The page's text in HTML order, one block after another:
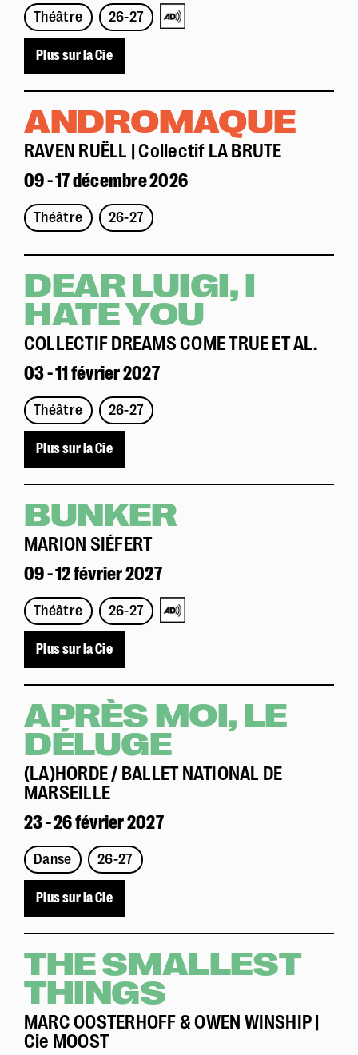
Théâtre 26-27
Plus sur la Cie
ANDROMAQUE
RAVEN RUËLL | Collectif LA BRUTE
09 - 17 décembre 2026
Théâtre 26-27
DEAR LUIGI, I
HATE YOU
COLLECTIF DREAMS COME TRUE ET AL.
03 - 11 février 2027
Théâtre 26-27
Plus sur la Cie
BUNKER
MARION SIÉFERT
09 - 12 février 2027
Théâtre 26-27
Plus sur la Cie
APRÈS MOI, LE
DÉLUGE
(LA)HORDE / BALLET NATIONAL DE
MARSEILLE
23 - 26 février 2027
Danse 26-27
Plus sur la Cie
THE SMALLEST
THINGS
MARC OOSTERHOFF & OWEN WINSHIP |
Cie MOOST